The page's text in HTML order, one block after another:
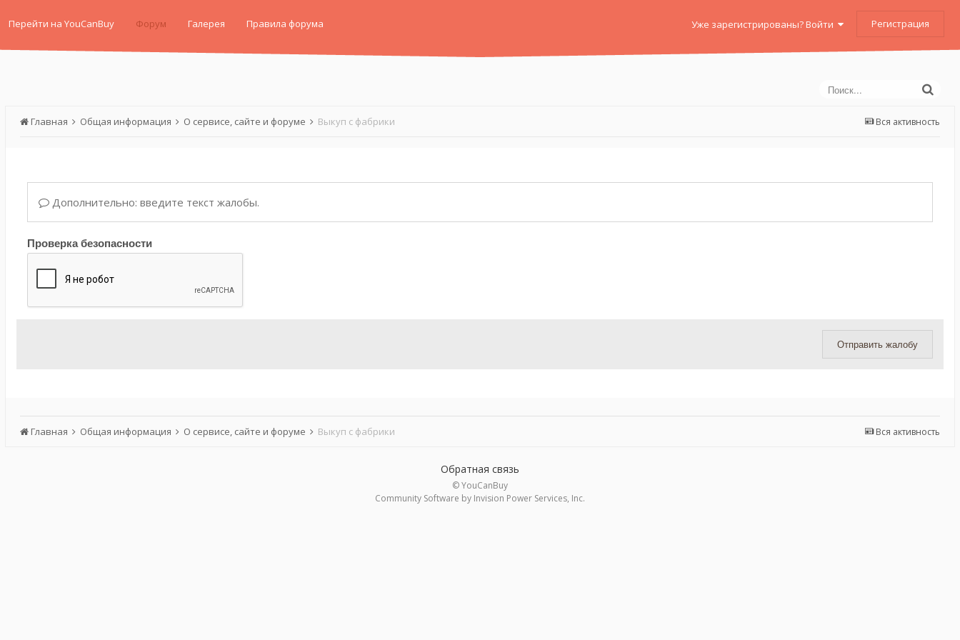
Перейти на YouCanBuy Форум Галерея Правила форума Уже зарегистрированы? Войти Регистрация
Вся активность
Главная Общая информация О сервисе, сайте и форуме Выкуп с фабрики
Дополнительно: введите текст жалобы.
Проверка безопасности
Отправить жалобу
Вся активность
Главная Общая информация О сервисе, сайте и форуме Выкуп с фабрики
Обратная связь
© YouCanBuy
Community Software by Invision Power Services, Inc.